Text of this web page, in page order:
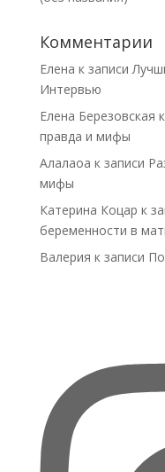
Комментарии
Елена к записи
Интервью
Елена Березовская
правда и мифы
Алалаоа к записи
мифы
Катерина Коцар к
беременности в
Валерия к записи